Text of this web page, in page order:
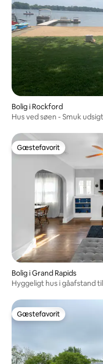
Bolig i Rockford
Hus ved søen - Smuk
Gæstefavorit
Gæstefavorit
Bolig i Grand Rapids
Hyggeligt hus i gåafstand
Gæstefavorit
Gæstefavorit